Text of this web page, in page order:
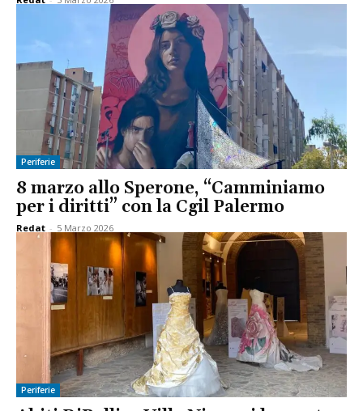
Periferie
8 marzo allo Sperone, “Camminiamo
per i diritti” con la Cgil Palermo
Redat - 5 Marzo 2026
Periferie